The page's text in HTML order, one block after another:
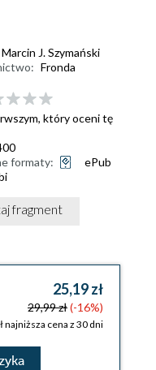
Marcin J. Szymański
Fronda
który oceni tę
formaty:
ePub
fragment
25,19 zł
29,99 zł(-16%)
najniższa cena z 30 dni